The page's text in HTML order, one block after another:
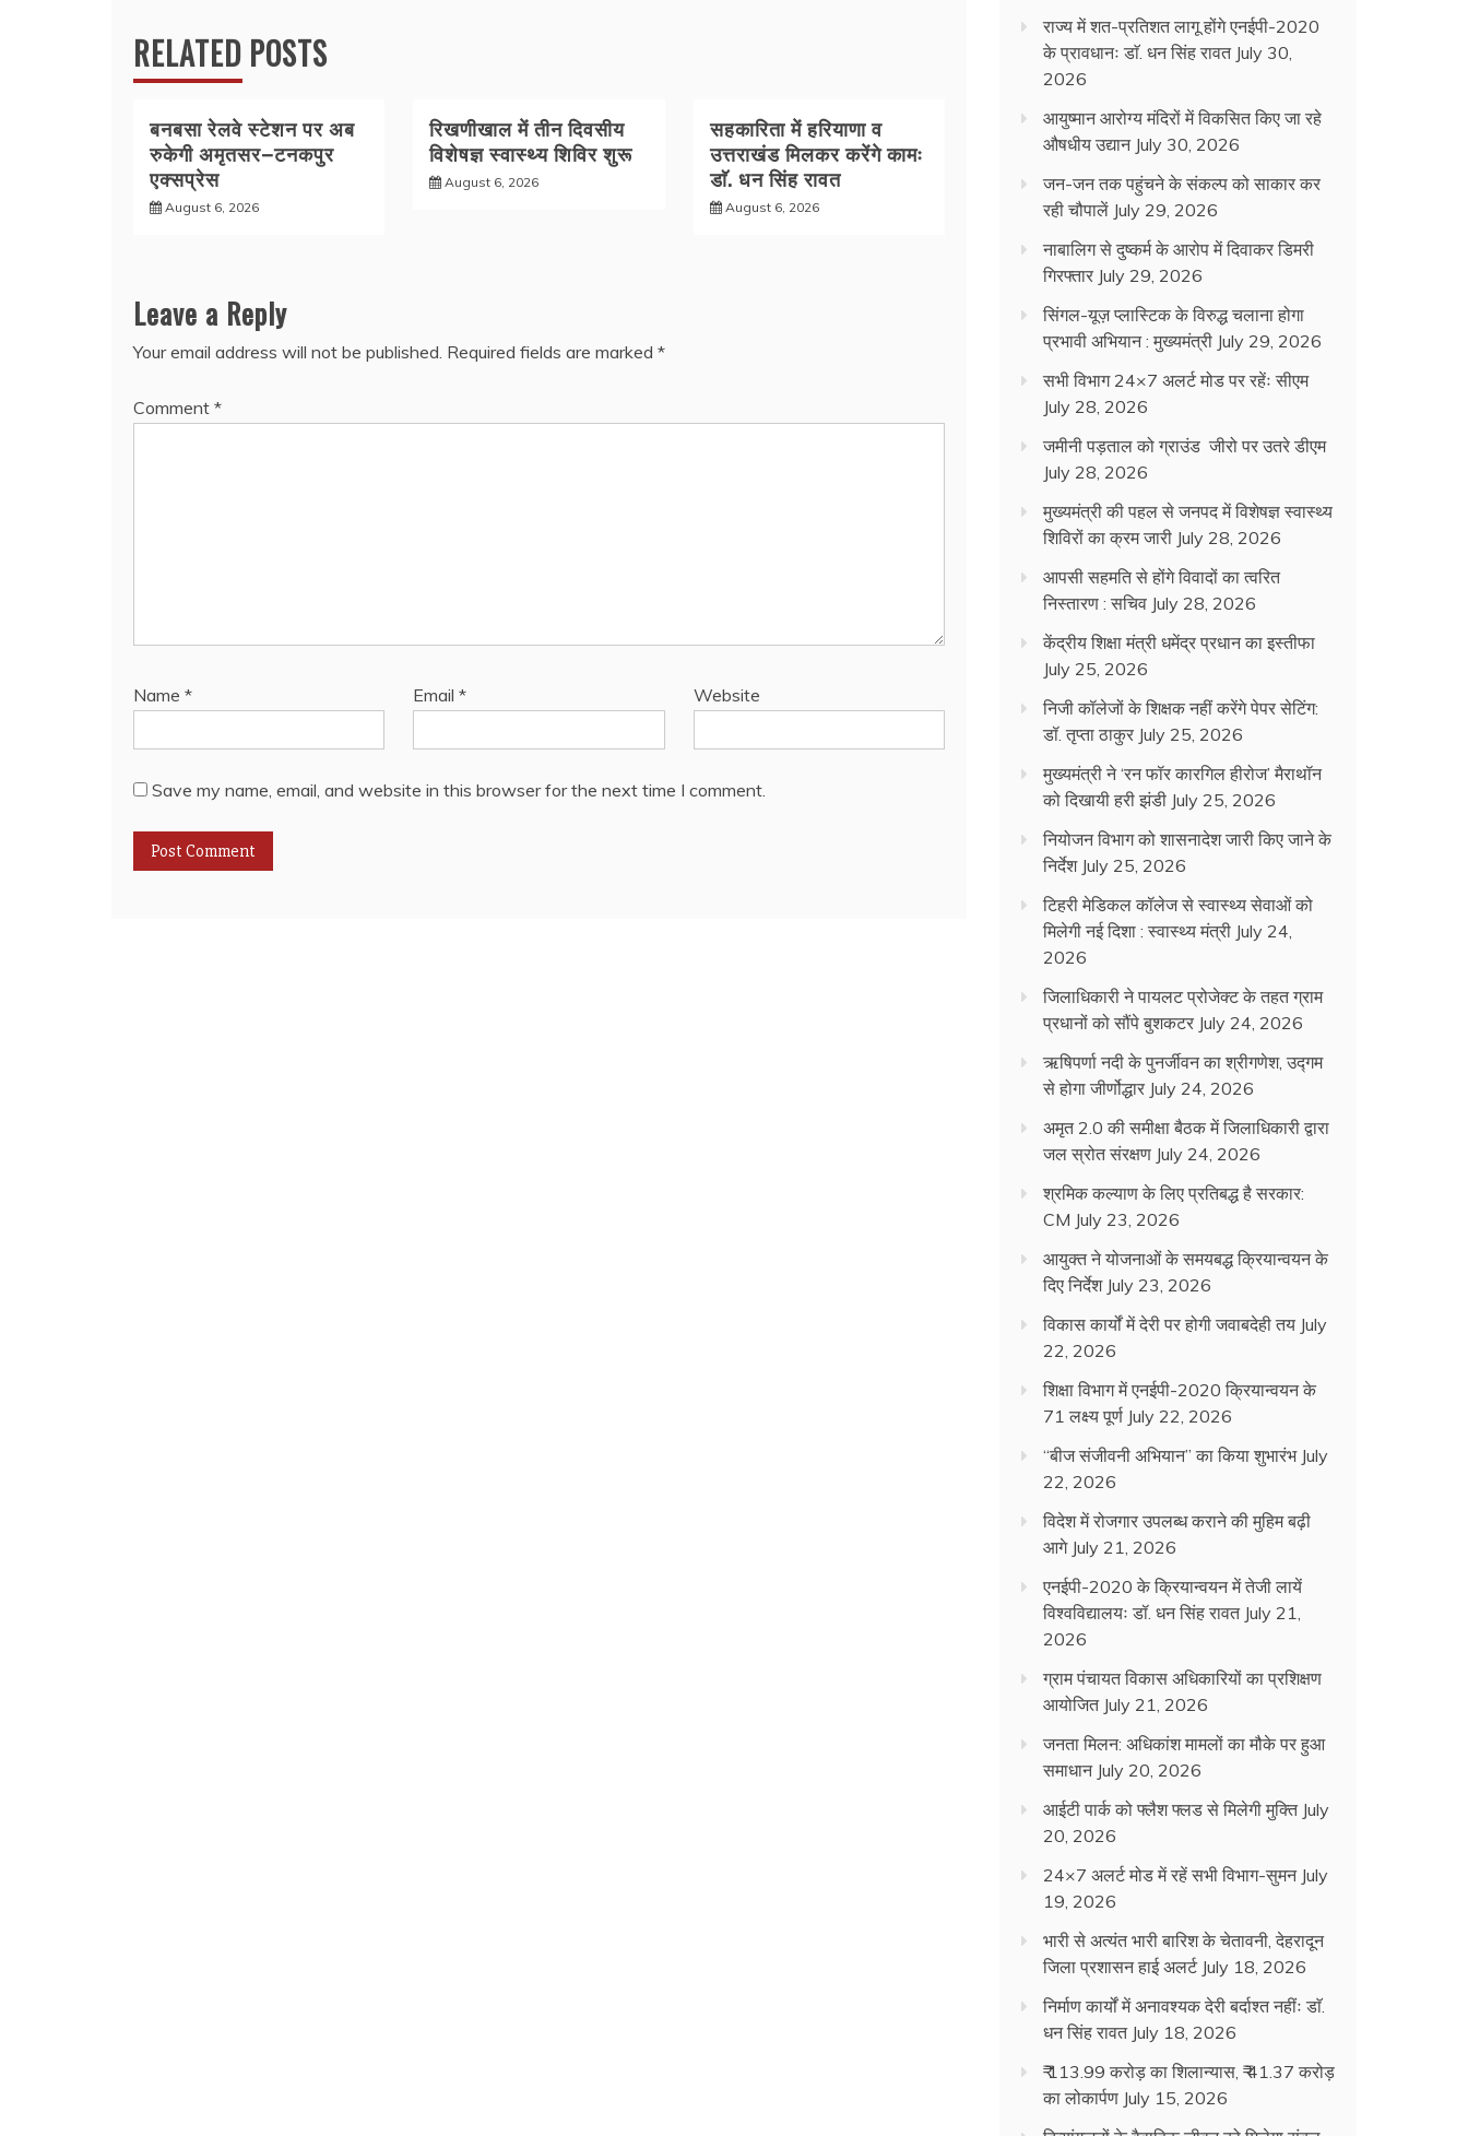
o
k
p
RELATED POSTS
बनबसा रेलवे स्टेशन पर अब
रुकेगी अमृतसर–टनकपुर
एक्सप्रेस
August 6, 2026
रिखणीखाल में तीन दिवसीय
विशेषज्ञ स्वास्थ्य शिविर शुरू
August 6, 2026
सहकारिता में हरियाणा व
उत्तराखंड मिलकर करेंगे कामः
डाॅ. धन सिंह रावत
August 6, 2026
Leave a Reply
Your email address will not be published. Required fields are marked *
Comment *
Name * Email* Website
Save my name, email, and website in this browser for the next time I comment.
राज्य में शत-प्रतिशत लागू होंगे एनईपी-2020
के प्रावधानः डाॅ. धन सिंह रावत July 30,
2026
आयुष्मान आरोग्य मंदिरों में विकसित किए जा रहे
औषधीय उद्यान July 30, 2026
जन-जन तक पहुंचने के संकल्प को साकार कर
रही चौपालें July 29, 2026
नाबालिग से दुष्कर्म के आरोप में दिवाकर डिमरी
गिरफ्तार July 29, 2026
सिंगल-यूज़ प्लास्टिक के विरुद्ध चलाना होगा
प्रभावी अभियान : मुख्यमंत्री July 29, 2026
सभी विभाग 24×7 अलर्ट मोड पर रहेंः सीएम
July 28, 2026
जमीनी पड़ताल को ग्राउंड जीरो पर उतरे डीएम
July 28, 2026
मुख्यमंत्री की पहल से जनपद में विशेषज्ञ स्वास्थ्य
शिविरों का क्रम जारी July 28, 2026
आपसी सहमति से होंगे विवादों का त्वरित
निस्तारण : सचिव July 28, 2026
केंद्रीय शिक्षा मंत्री धमेंद्र प्रधान का इस्तीफा
July 25, 2026
निजी कॉलेजों के शिक्षक नहीं करेंगे पेपर सेटिंग:
डॉ. तृप्ता ठाकुर July 25, 2026
मुख्यमंत्री ने ‘रन फॉर कारगिल हीरोज’ मैराथॉन
को दिखायी हरी झंडी July 25, 2026
नियोजन विभाग को शासनादेश जारी किए जाने के
निर्देश July 25, 2026
टिहरी मेडिकल कॉलेज से स्वास्थ्य सेवाओं को
मिलेगी नई दिशा : स्वास्थ्य मंत्री July 24,
2026
जिलाधिकारी ने पायलट प्रोजेक्ट के तहत ग्राम
प्रधानों को सौंपे बुशकटर July 24, 2026
ऋषिपर्णा नदी के पुनर्जीवन का श्रीगणेश, उद्गम
से होगा जीर्णोद्धार July 24, 2026
अमृत 2.0 की समीक्षा बैठक में जिलाधिकारी द्वारा
जल स्रोत संरक्षण July 24, 2026
श्रमिक कल्याण के लिए प्रतिबद्ध है सरकार:
CM July 23, 2026
आयुक्त ने योजनाओं के समयबद्ध क्रियान्वयन के
दिए निर्देश July 23, 2026
विकास कार्यों में देरी पर होगी जवाबदेही तय July
22, 2026
शिक्षा विभाग में एनईपी-2020 क्रियान्वयन के
71 लक्ष्य पूर्ण July 22, 2026
“बीज संजीवनी अभियान” का किया शुभारंभ July
22, 2026
विदेश में रोजगार उपलब्ध कराने की मुहिम बढ़ी
आगे July 21, 2026
एनईपी-2020 के क्रियान्वयन में तेजी लायें
विश्वविद्यालयः डॉ. धन सिंह रावत July 21,
2026
ग्राम पंचायत विकास अधिकारियों का प्रशिक्षण
आयोजित July 21, 2026
जनता मिलन: अधिकांश मामलों का मौके पर हुआ
समाधान July 20, 2026
आईटी पार्क को फ्लैश फ्लड से मिलेगी मुक्ति July
20, 2026
24×7 अलर्ट मोड में रहें सभी विभाग-सुमन July
19, 2026
भारी से अत्यंत भारी बारिश के चेतावनी, देहरादून
जिला प्रशासन हाई अलर्ट July 18, 2026
निर्माण कार्यों में अनावश्यक देरी बर्दाश्त नहींः डाॅ.
धन सिंह रावत July 18, 2026
₹ 113.99 करोड़ का शिलान्यास, ₹ 41.37 करोड़
का लोकार्पण July 15, 2026